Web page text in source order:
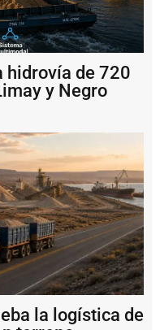
hidrovía de 720
y Negro
la logística de